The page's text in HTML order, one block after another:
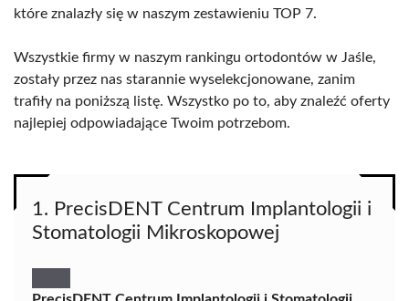
które znalazły się w naszym zestawieniu TOP 7.
Wszystkie firmy w naszym rankingu ortodontów w Jaśle,
zostały przez nas starannie wyselekcjonowane, zanim
trafiły na poniższą listę. Wszystko po to, aby znaleźć oferty
najlepiej odpowiadające Twoim potrzebom.
1. PrecisDENT Centrum Implantologii i
Stomatologii Mikroskopowej